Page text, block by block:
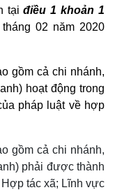
tạiđiều 1 khoản 1
02 năm 2020
gồm cả chi nhánh,
hoạt động trong
pháp luật về hợp
gồm cả chi nhánh,
phải được thành
Hợp tác xã; Lĩnh vực